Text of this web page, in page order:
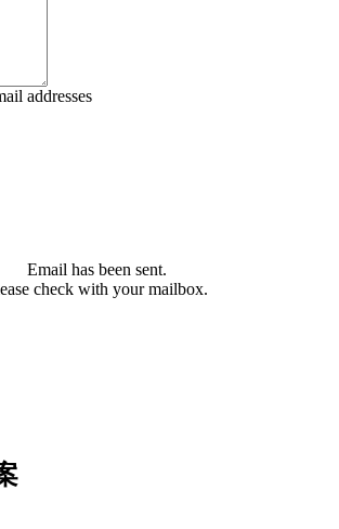
addresses
Email has been sent.
check with your mailbox.